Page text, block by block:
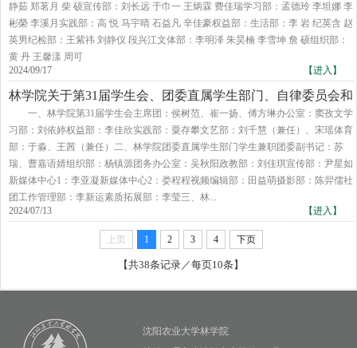
静茹 郑茗月 柴 硕宣传部：刘长远 于巾一 王炳霖 费佳瑞学习部：孟德玲 李坦娜 李
彬榮 李溪月实践部：高 悦 马宇晴 石益凡 辛佳豪权益部：生活部：李 岩 纪英含 赵
英男纪检部：王紫祎 刘静仪 段兴江文体部：李明泽 朱昊楠 李雪坤 詹 硕组织部：
黄 丹 王馨漾 周可
【进入】
2024/09/17
林学院关于第31届学生会、团委直属学生部门、自律委员会和
易班工作站主要学生干部拟聘任名单
一、林学院第31届学生会主席团：侯树范、崔一扬、傅方琳办公室：窦孜文学
习部：刘依婷权益部：李佳欣实践部：粟存攀文艺部：刘千慧（兼任）、宋瑶体育
部：于淼、王茜（兼任）二、林学院团委直属学生部门学生兼职团委副书记：苏
瑞、曹嘉语婧组织部：杨镇源团务办公室：吴秋阳政教部：刘佳琪宣传部：尹星如
新媒体中心1：李亚凝新媒体中心2：娄程程视频编辑部：田益萌摄影部：陈羿儒社
团工作管理部：李新运素质拓展部：李莹三、林...
【进入】
2024/07/13
上页 1 2 3 4 下页
【共38条记录／每页10条】
沈阳农业大学林学院